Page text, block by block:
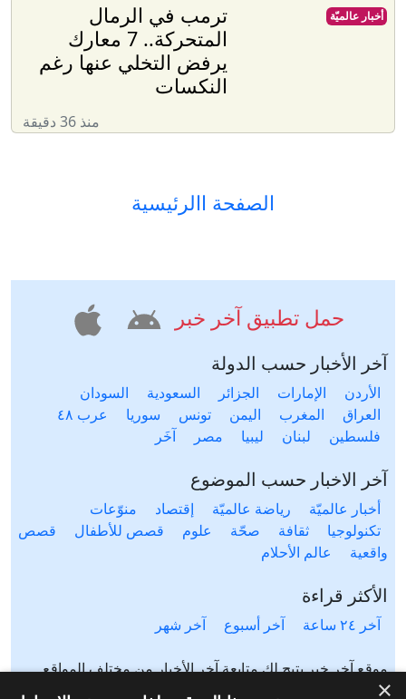
ترمب في الرمال
المتحركة.. 7 معارك
يرفض التخلي عنها رغم
النكسات
منذ 36 دقيقة
أخبار عالميّة
الصفحة االرئيسية
حمل تطبيق آخر خبر
آخر الأخبار حسب الدولة
الأردن الإمارات الجزائر السعودية
السودان
العراق
المغرب اليمن تونس سوريا
عرب ٤٨
فلسطين
لبنان ليبيا مصر آخَر
آخر الاخبار حسب الموضوع
أخبار عالميّة رياضة عالميّة إقتصاد
منوّعات
تكنولوجيا
ثقافة صحّة علوم قصص للأطفال
قصص
واقعية
عالم الأحلام
الأكثر قراءة
آخر ٢٤ ساعة آخر أسبوع آخر شهر
موقع آخر خبر يتيح لك متابعة آخر الأخبار من مختلف المواقع
المحلية والعالمية. آخر خبر يشمل أخبار محلية لعدة دول مثل
×